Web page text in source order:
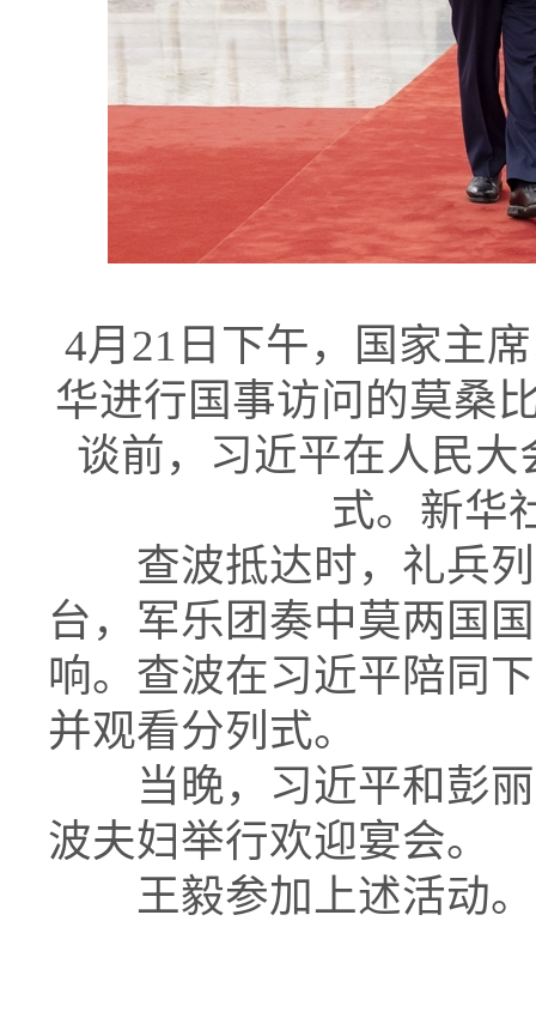
4月21日下午，国家主
华进行国事访问的莫桑
谈前，习近平在人民
式。新华
查波抵达时，礼兵列
台，军乐团奏中莫两国
响。查波在习近平陪同
并观看分列式。
当晚，习近平和彭丽
波夫妇举行欢迎宴会。
王毅参加上述活动。